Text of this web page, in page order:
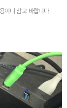
이니 참고 바랍니다